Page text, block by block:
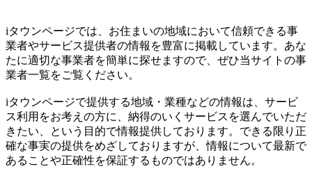
iタウンページでは、お住まいの地域において信頼できる事
業者やサービス提供者の情報を豊富に掲載しています。あな
たに適切な事業者を簡単に探せますので、ぜひ当サイトの事
業者一覧をご覧ください。
iタウンページで提供する地域・業種などの情報は、サービ
ス利用をお考えの方に、納得のいくサービスを選んでいただ
きたい、という目的で情報提供しております。できる限り正
確な事実の提供をめざしておりますが、情報について最新で
あることや正確性を保証するものではありません。